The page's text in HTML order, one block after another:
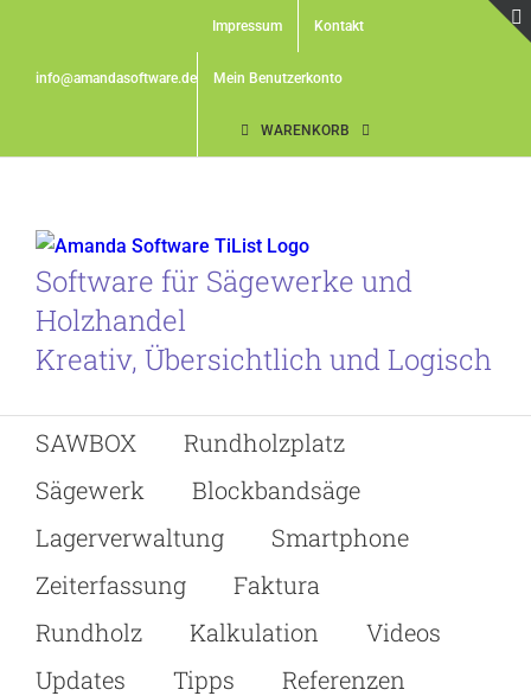
contentinfo@amandasoftware.de
Impressum Kontakt
Mein Benutzerkonto
WARENKORB
Software für Sägewerke und
Holzhandel
Kreativ, Übersichtlich und Logisch
SAWBOX
Rundholzplatz
Sägewerk
Blockbandsäge
Lagerverwaltung
Smartphone
Zeiterfassung
Faktura
Rundholz
Kalkulation
Videos
Updates
Tipps
Referenzen